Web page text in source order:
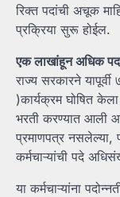
रिक्त पदांची अचूक
प्रक्रिया सुरू होईल.
एक लाखांहून अधिक
राज्य सरकारने यापूर्वी
)कार्यक्रम घोषित
भरती करण्यात आली
प्रमाणपत्र नसलेल्या,
कर्मचाऱ्यांची पदे
या कर्मचाऱ्यांना